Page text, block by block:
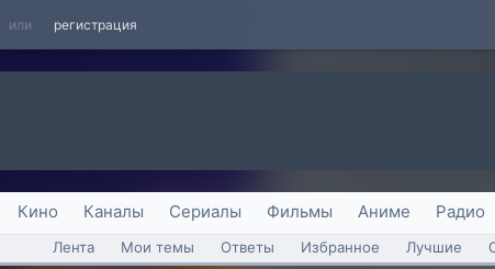
или регистрация
Кино Каналы Сериалы Фильмы Аниме Радио
Лента Мои темы Ответы Избранное Лучшие